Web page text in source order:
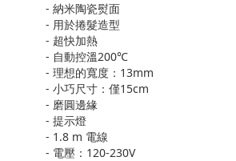
- 納米陶瓷熨面
- 用於捲髮造型
- 超快加熱
- 自動控溫200℃
- 理想的寬度：13mm
- 小巧尺寸：僅15cm
- 磨圓邊緣
- 提示燈
- 1.8 m 電線
- 電壓：120-230V